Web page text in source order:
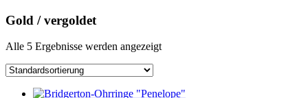
Gold / vergoldet
Alle 5 Ergebnisse werden angezeigt